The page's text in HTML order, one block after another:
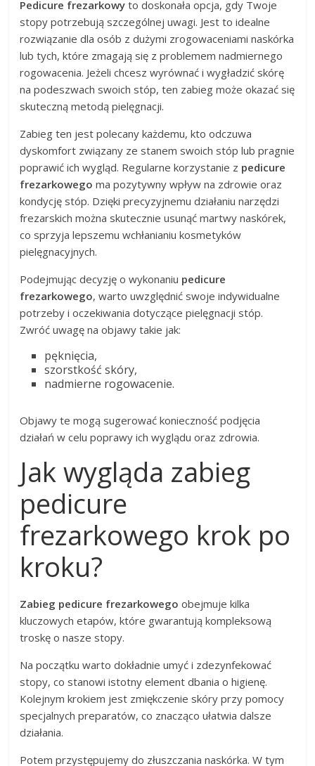
Pedicure frezarkowy to doskonała opcja, gdy Twoje
stopy potrzebują szczególnej uwagi. Jest to idealne
rozwiązanie dla osób z dużymi zrogowaceniami naskórka
lub tych, które zmagają się z problemem nadmiernego
rogowacenia. Jeżeli chcesz wyrównać i wygładzić skórę
na podeszwach swoich stóp, ten zabieg może okazać się
skuteczną metodą pielęgnacji.
Zabieg ten jest polecany każdemu, kto odczuwa
dyskomfort związany ze stanem swoich stóp lub pragnie
poprawić ich wygląd. Regularne korzystanie z pedicure
frezarkowego ma pozytywny wpływ na zdrowie oraz
kondycję stóp. Dzięki precyzyjnemu działaniu narzędzi
frezarskich można skutecznie usunąć martwy naskórek,
co sprzyja lepszemu wchłanianiu kosmetyków
pielęgnacyjnych.
Podejmując decyzję o wykonaniu pedicure
frezarkowego, warto uwzględnić swoje indywidualne
potrzeby i oczekiwania dotyczące pielęgnacji stóp.
Zwróć uwagę na objawy takie jak:
pęknięcia,
szorstkość skóry,
nadmierne rogowacenie.
Objawy te mogą sugerować konieczność podjęcia
działań w celu poprawy ich wyglądu oraz zdrowia.
Jak wygląda zabieg
pedicure
frezarkowego krok po
kroku?
Zabieg pedicure frezarkowego obejmuje kilka
kluczowych etapów, które gwarantują kompleksową
troskę o nasze stopy.
Na początku warto dokładnie umyć i zdezynfekować
stopy, co stanowi istotny element dbania o higienę.
Kolejnym krokiem jest zmiękczenie skóry przy pomocy
specjalnych preparatów, co znacząco ułatwia dalsze
działania.
Potem przystępujemy do złuszczania naskórka. W tym